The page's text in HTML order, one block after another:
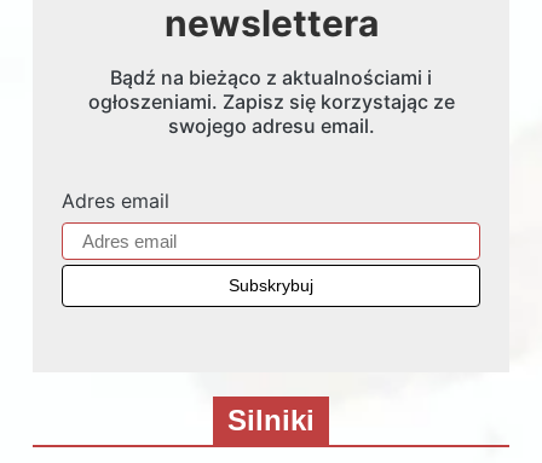
newslettera
Bądź na bieżąco z aktualnościami i
ogłoszeniami. Zapisz się korzystając ze
swojego adresu email.
Adres email
Silniki